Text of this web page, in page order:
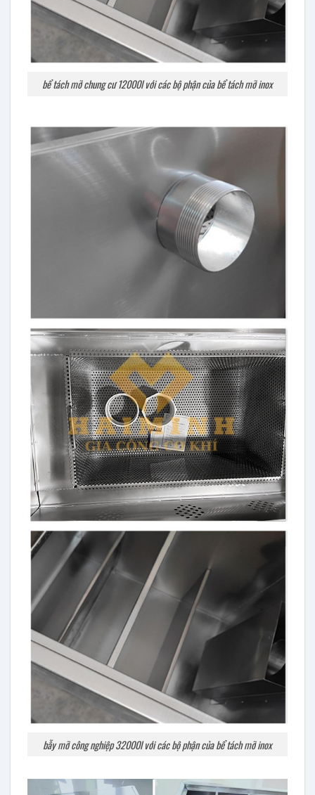
bể tách mỡ chung cư 12000l với các bộ phận của bể tách mỡ inox
bẫy mỡ công nghiệp 32000l với các bộ phận của bể tách mỡ inox